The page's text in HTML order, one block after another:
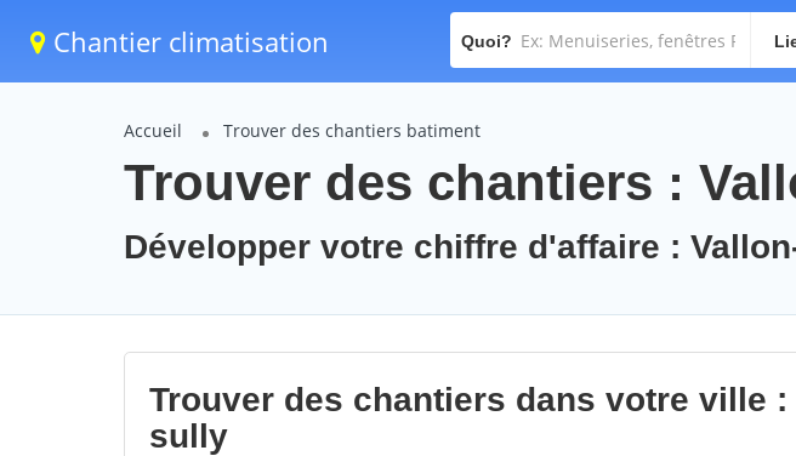
Chantier climatisation Quoi?
Accueil Trouver des chantiers batiment
Trouver des chantiers :
Développer votre chiffre d'affaire :
Trouver des chantiers dans votre ville :
sully